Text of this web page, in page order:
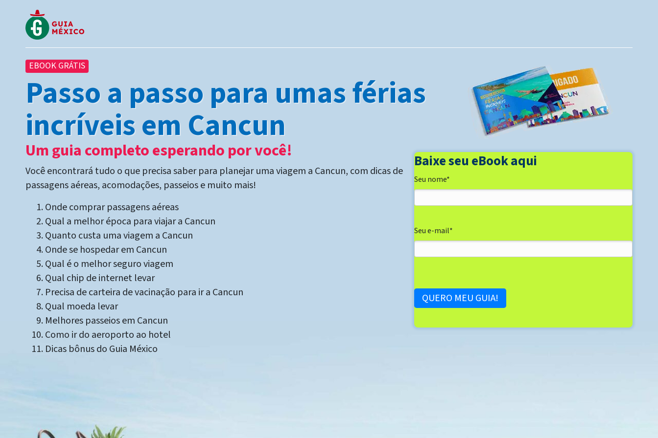
EBOOK GRÁTIS
Passo a passo para umas férias
incríveis em Cancun
Um guia completo esperando por você!
Você encontrará tudo o que precisa saber para planejar uma viagem a Cancun, com dicas de
passagens aéreas, acomodações, passeios e muito mais!
Onde comprar passagens aéreas
Qual a melhor época para viajar a Cancun
Quanto custa uma viagem a Cancun
Onde se hospedar em Cancun
Qual é o melhor seguro viagem
Qual chip de internet levar
Precisa de carteira de vacinação para ir a Cancun
Qual moeda levar
Melhores passeios em Cancun
Como ir do aeroporto ao hotel
Dicas bônus do Guia México
Baixe seu eBook aqui
Seu nome*
Seu e-mail*